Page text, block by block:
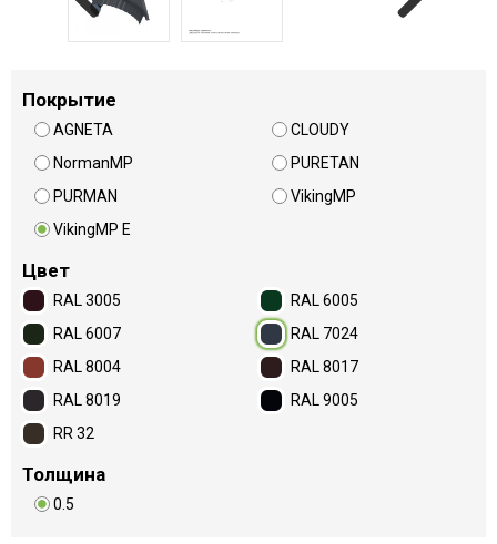
Previous
Покрытие
AGNETA
CLOUDY
NormanMP
PURETAN
PURMAN
VikingMP
VikingMP E
Цвет
RAL 3005
RAL 6005
RAL 6007
RAL 7024
RAL 8004
RAL 8017
RAL 8019
RAL 9005
RR 32
Толщина
0.5